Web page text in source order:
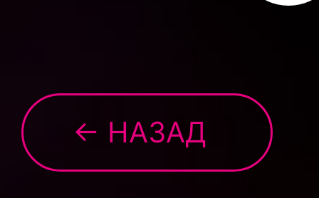
← НАЗАД